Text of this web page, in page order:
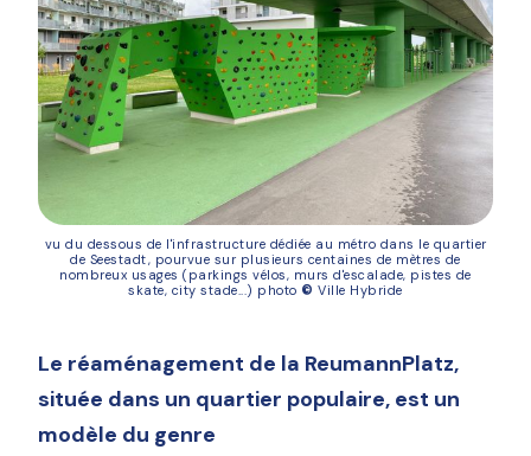
vu du dessous de l'infrastructure dédiée au métro dans le quartier
de Seestadt, pourvue sur plusieurs centaines de mètres de
nombreux usages (parkings vélos, murs d'escalade, pistes de
skate, city stade...) photo ©Ville Hybride
Le réaménagement de la ReumannPlatz,
située dans un quartier populaire, est un
modèle du genre